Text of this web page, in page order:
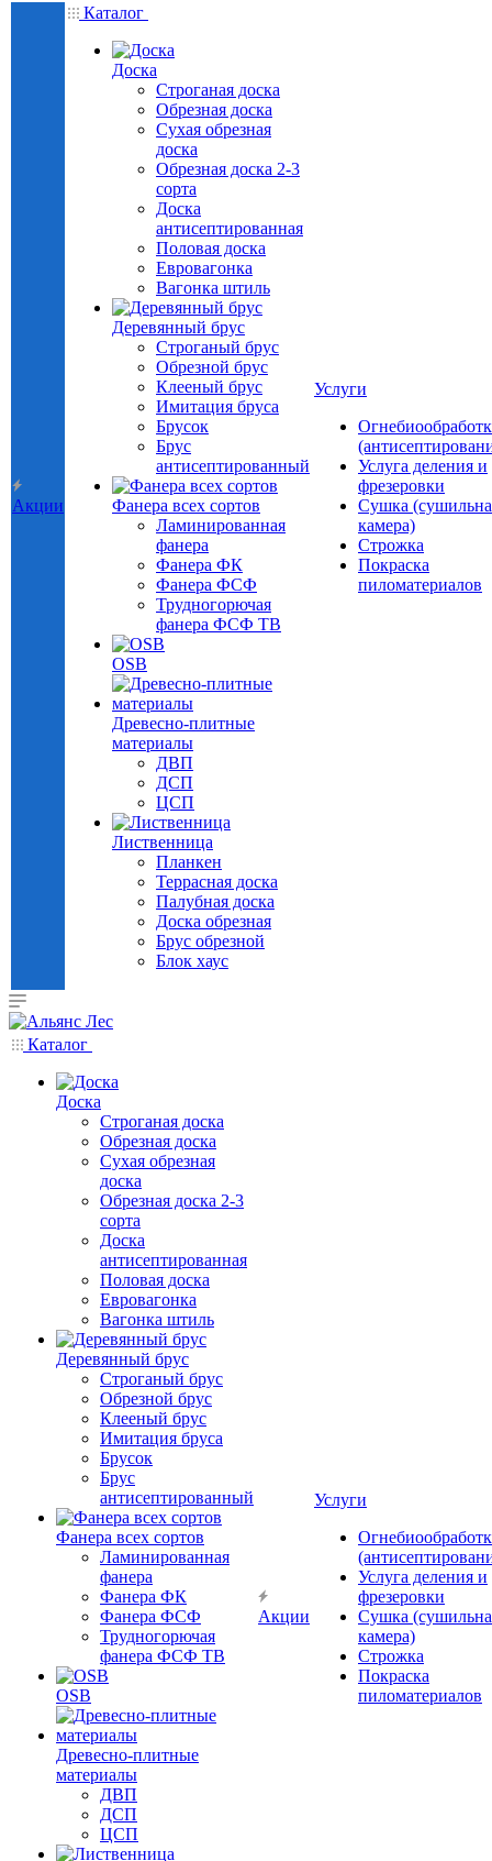
Акции
Каталог
Доска
Строганая доска
Обрезная доска
Сухая обрезная
доска
Обрезная доска 2-3
сорта
Доска
антисептированная
Половая доска
Евровагонка
Вагонка штиль
Деревянный брус
Строганый брус
Обрезной брус
Клееный брус
Имитация бруса
Брусок
Брус
антисептированный
Фанера всех сортов
Ламинированная
фанера
Фанера ФК
Фанера ФСФ
Трудногорючая
фанера ФСФ ТВ
OSB
Древесно-плитные
материалы
ДВП
ДСП
ЦСП
Лиственница
Планкен
Террасная доска
Палубная доска
Доска обрезная
Брус обрезной
Блок хаус
Услуги
Услуга деления и
фрезеровки
Сушка
камера)
Строжка
Покраска
пиломатериалов
Каталог
Доска
Строганая доска
Обрезная доска
Сухая обрезная
доска
Обрезная доска 2-3
сорта
Доска
антисептированная
Половая доска
Евровагонка
Вагонка штиль
Деревянный брус
Строганый брус
Обрезной брус
Клееный брус
Имитация бруса
Брусок
Брус
антисептированный
Фанера всех сортов
Ламинированная
фанера
Фанера ФК
Фанера ФСФ
Трудногорючая
фанера ФСФ ТВ
OSB
Древесно-плитные
материалы
ДВП
ДСП
ЦСП
Акции
Услуги
Услуга деления и
фрезеровки
Сушка
камера)
Строжка
Покраска
пиломатериалов